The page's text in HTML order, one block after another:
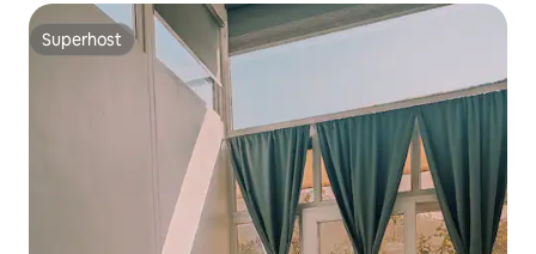
Superhost
Superhost